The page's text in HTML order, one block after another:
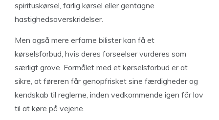
spirituskørsel, farlig kørsel eller gentagne
hastighedsoverskridelser.
Men også mere erfarne bilister kan få et
kørselsforbud, hvis deres forseelser vurderes som
særligt grove. Formålet med et kørselsforbud er at
sikre, at føreren får genopfrisket sine færdigheder og
kendskab til reglerne, inden vedkommende igen får lov
til at køre på vejene.